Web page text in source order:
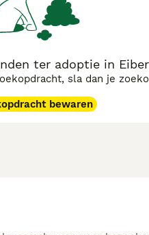
ter adoptie in
sla dan je
bewaren